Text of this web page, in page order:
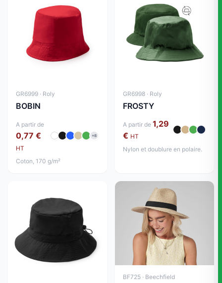
GR6999 · Roly
BOBIN
A partir de
0,77 €
HT
+8
Coton, 170 g/m²
GR6998 · Roly
FROSTY
A partir de 1,29
€ HT
Nylon et doublure en polaire.
BF725 · Beechfield